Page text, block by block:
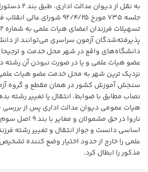
به نقل از
جلسه ۷۳۵ مورخ ۹۲/۴/۲۵ شورای
پذیرفته‌شدگان آزمون سراسری می‌توانند از
دانشگاه‌های واقع در شهر محل خدمت و
عضو هیات علمی و یا در صورت نبودن آن رشته
نزدیک ترین شهر به محل خدمت عضو هیات
سنجش آموزش کشور در همان مقطع و گروه
نصاب مطابق با ضوابط، انتقال یا تغییر رشته
هیات عمومی دیوان عدالت اداری پس از
اساسی دانست و جواز انتقال و تغییر رشته
علمی را خارج از حدود اختیار وضع کننده
مذکور را ابطال کرد.